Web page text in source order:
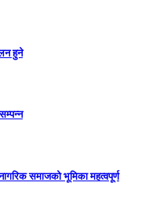
हुने
समाजको भूमिका महत्वपूर्ण